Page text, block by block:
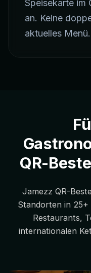
Speisekarte im
an. Keine
aktuelles Menü.
QR-
Jamezz QR-
Standorten in
Restaurants,
internationalen